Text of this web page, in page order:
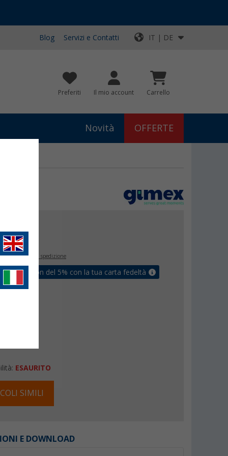
Blog Servizi e Contatti IT | DE
Preferiti Il mio account Carrello
Novità OFFERTE
€
+ Spese di spedizione
un coupon del 5% con la tua carta fedeltà
ESAURITO
SIMILI
E DOWNLOAD